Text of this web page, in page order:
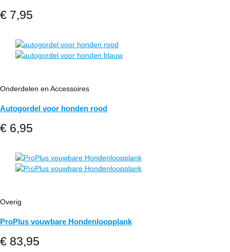
€ 7,95
Onderdelen en Accessoires
Autogordel voor honden rood
€ 6,95
Overig
ProPlus vouwbare Hondenloopplank
€ 83,95